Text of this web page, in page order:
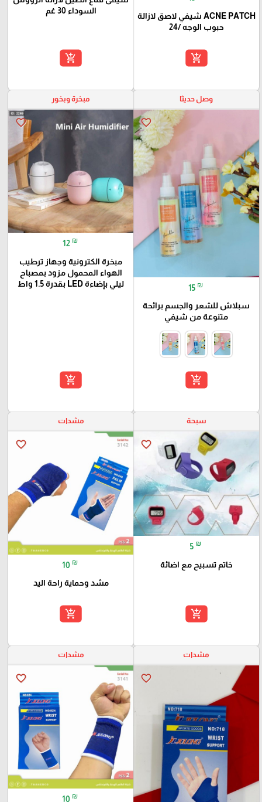
ACNE PATCH شيفي لاصق لازالة
حبوب الوجه /24
add_shopping_cart
السوداء 30 غم
add_shopping_cart
وصل حديثا
favorite_border
15 ₪
سبلاش للشعر والجسم برائحة
متنوعة من شيفي
add_shopping_cart
مبخرة وبخور
favorite_border
12 ₪
مبخرة الكترونية وجهاز ترطيب
الهواء المحمول مزود بمصباح
ليلي بإضاءة LED بقدرة 1.5 واط
add_shopping_cart
سبحة
favorite_border
5 ₪
خاتم تسبيح مع اضائة
add_shopping_cart
مشدات
favorite_border
10 ₪
مشد وحماية راحة اليد
add_shopping_cart
مشدات
favorite_border
مشدات
favorite_border
10 ₪